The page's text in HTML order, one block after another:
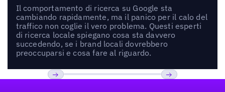
Il comportamento di ricerca su Google sta
cambiando rapidamente, ma il panico per il calo del
traffico non coglie il vero problema. Questi esperti
di ricerca locale spiegano cosa sta davvero
succedendo, se i brand locali dovrebbero
preoccuparsi e cosa fare al riguardo.